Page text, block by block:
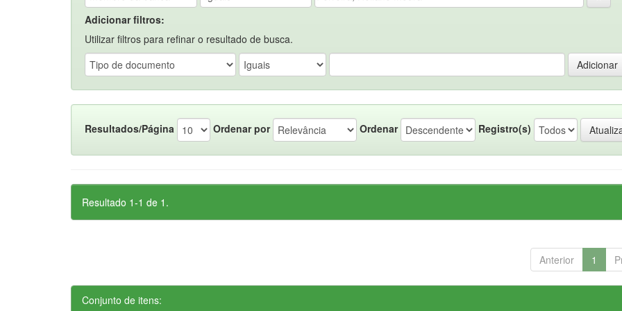
Adicionar filtros:
Utilizar filtros para refinar o resultado de busca.
Resultados/Página Ordenar por Ordenar Registro(s)
Resultado 1-1 de 1.
Anterior 1
Conjunto de itens: